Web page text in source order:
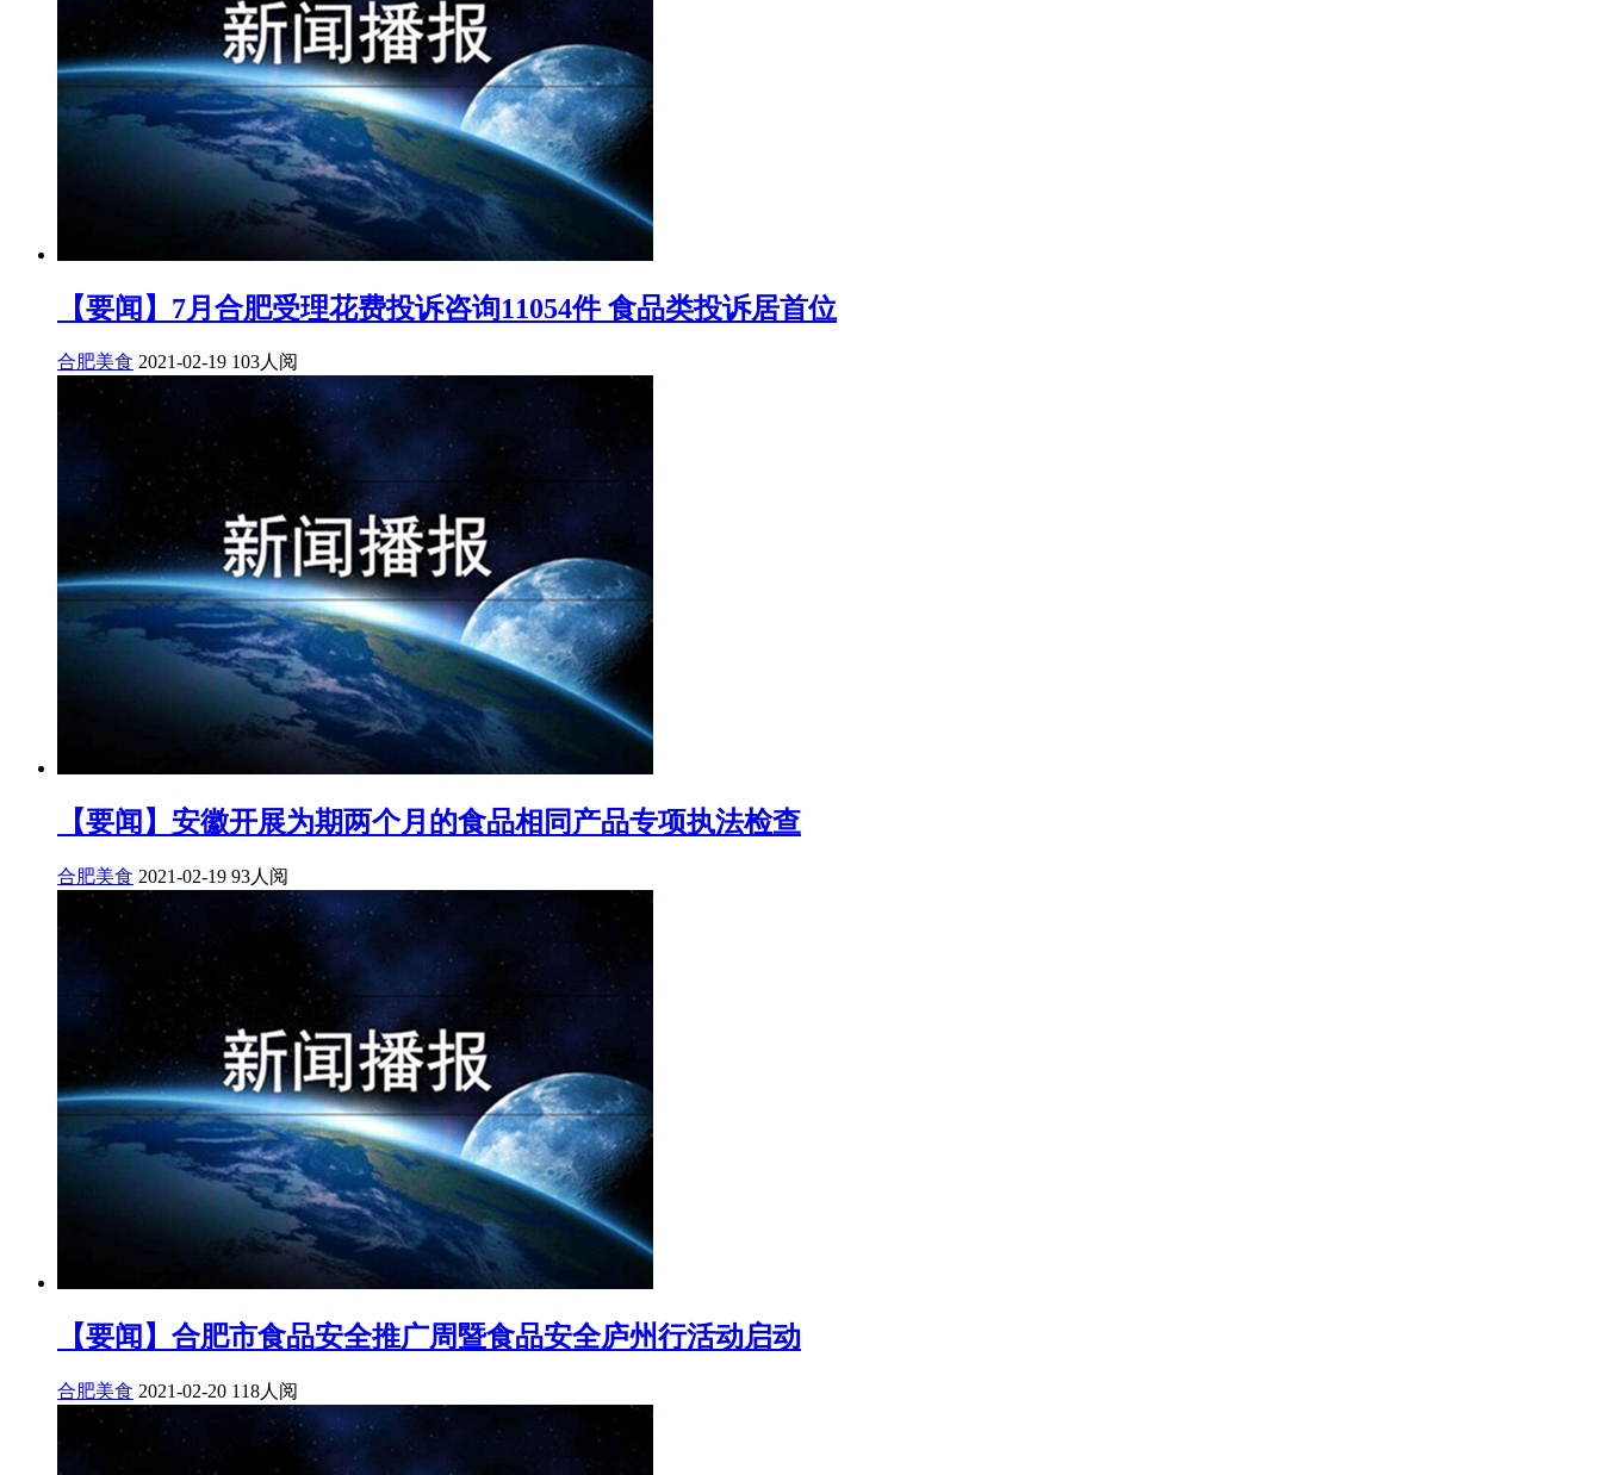
【要闻】7月合肥受理花费投诉咨询11054件 食品类投诉居首位
合肥美食 2021-02-19 103人阅
【要闻】安徽开展为期两个月的食品相同产品专项执法检查
合肥美食 2021-02-19 93人阅
【要闻】合肥市食品安全推广周暨食品安全庐州行活动启动
合肥美食 2021-02-20 118人阅